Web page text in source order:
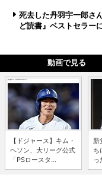
死去した丹羽宇一郎さ
ど読書』ベストセラー
動画で見る
【ドジャース】キム・
ヘソン、大リーグ公式
「PSロースタ...
新
ち
っ